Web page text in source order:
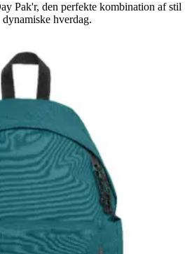
Pak'r, den perfekte kombination af stil
hverdag.